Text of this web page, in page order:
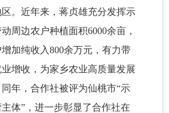
。近年来，蒋贞雄充分发挥示
周边农户种植面积6000余亩，
加纯收入800余万元，有力带
增收，为家乡农业高质量发展
年，合作社被评为仙桃市“示
体”，进一步彰显了合作社在